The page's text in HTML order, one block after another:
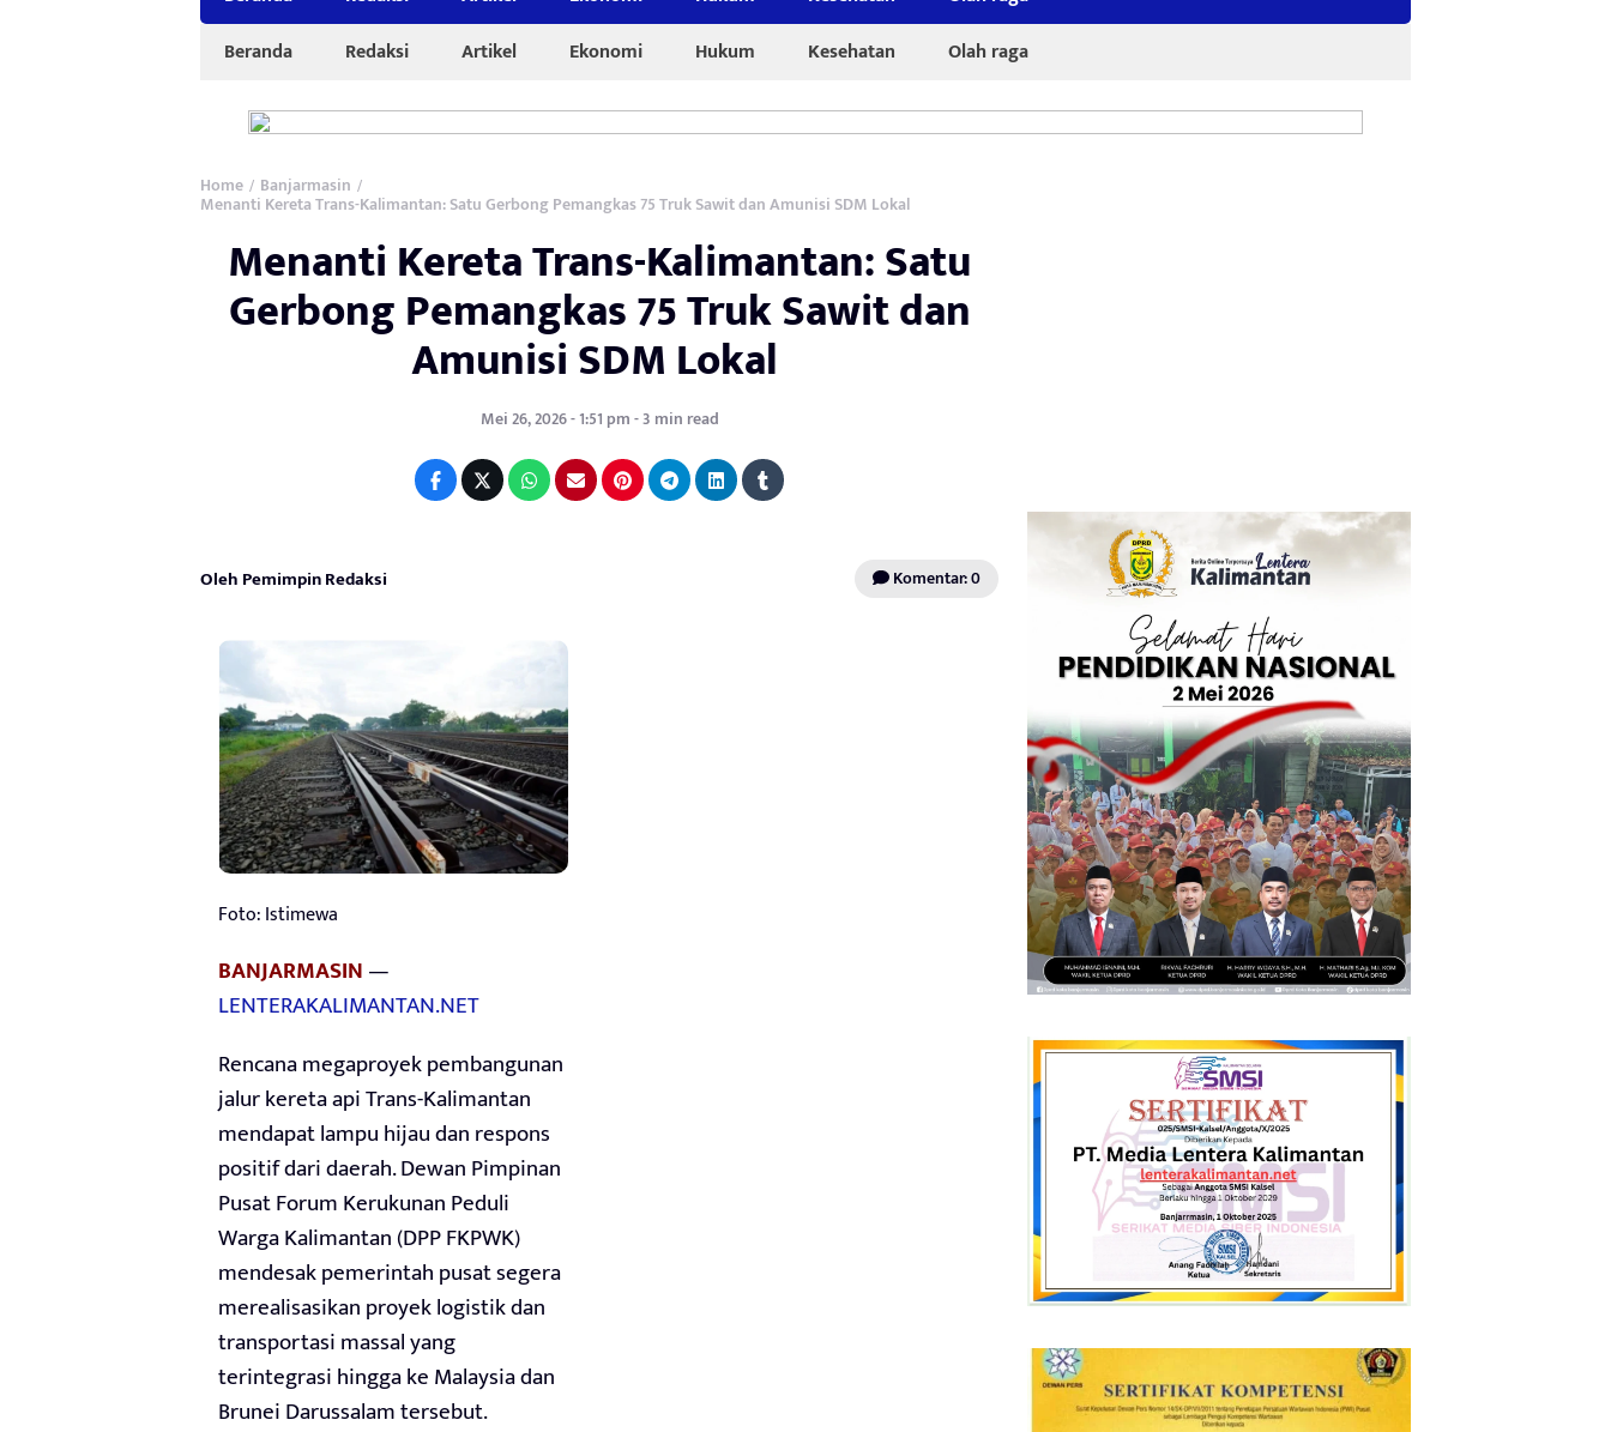
Beranda
Redaksi Artikel Ekonomi Hukum Kesehatan Olah raga
Home / Banjarmasin /
Menanti Kereta Trans-Kalimantan: Satu Gerbong Pemangkas 75 Truk Sawit dan Amunisi SDM Lokal
Menanti Kereta Trans-Kalimantan: Satu
Gerbong Pemangkas 75 Truk Sawit dan
Amunisi SDM Lokal
Mei 26, 2026 - 1:51 pm - 3 min read
Oleh Pemimpin Redaksi Komentar: 0
Foto: Istimewa
BANJARMASIN—
LENTERAKALIMANTAN.NET
Rencana megaproyek pembangunan
jalur kereta api Trans-Kalimantan
mendapat lampu hijau dan respons
positif dari daerah. Dewan Pimpinan
Pusat Forum Kerukunan Peduli
Warga Kalimantan (DPP FKPWK)
mendesak pemerintah pusat segera
merealisasikan proyek logistik dan
transportasi massal yang
terintegrasi hingga ke Malaysia dan
Brunei Darussalam tersebut.